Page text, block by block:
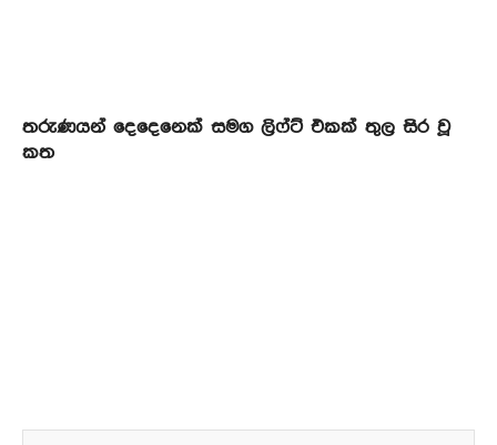
තරුණයන් දෙදෙනෙක් සමග ලිෆ්ට් එකක් තුල සිර වූ
කත